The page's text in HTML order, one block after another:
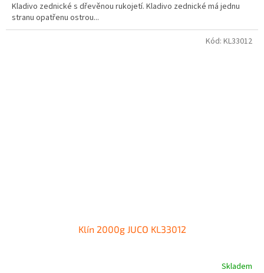
Kladivo zednické s dřevěnou rukojetí. Kladivo zednické má jednu
stranu opatřenu ostrou...
Klín 2000g JUCO KL33012
Skladem
Kód: KL33012